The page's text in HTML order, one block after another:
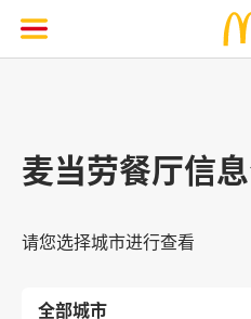
麦当劳餐厅信
请您选择城市进行查看